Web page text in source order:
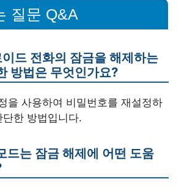
질문 Q&A
드 전화의 잠금을 해제하는
방법은 무엇인가요?
을 사용하여 비밀번호를 재설정하
한 방법입니다.
드는 잠금 해제에 어떤 도움